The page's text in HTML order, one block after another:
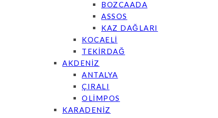
BOZCAADA
ASSOS
KAZ DAĞLARI
KOCAELİ
TEKİRDAĞ
AKDENİZ
ANTALYA
ÇIRALI
OLİMPOS
KARADENİZ